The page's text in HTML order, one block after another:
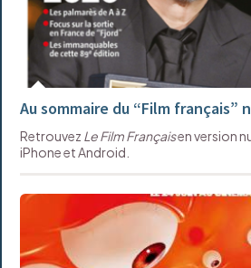
Au sommaire du “Film français”
Retrouvez Le Film Françaisen version
iPhone et Android.